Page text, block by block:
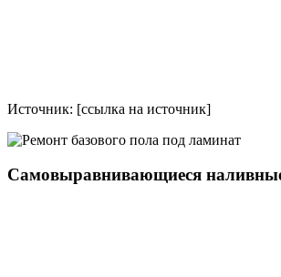
Источник: [ссылка на источник]
Самовыравнивающиеся